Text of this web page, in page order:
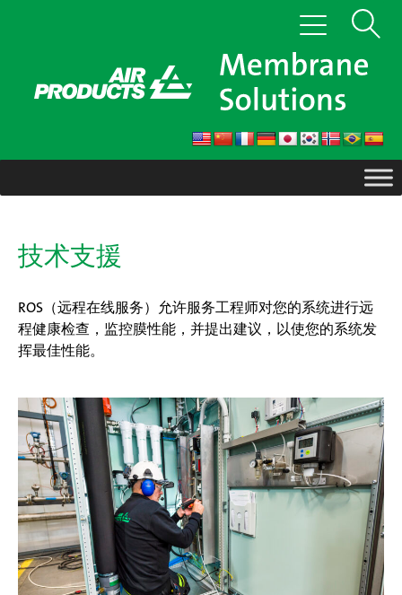
切
导
航
显
示
技术支援
ROS（远程在线服务）允许服务工程师对您的系统进行远
程健康检查，监控膜性能，并提出建议，以使您的系统发
挥最佳性能。